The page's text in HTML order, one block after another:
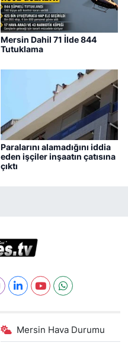
Mersin Dahil 71 İlde 844
Tutuklama
Paralarını alamadığını iddia
eden işçiler inşaatın çatısına
çıktı
Mersin Hava Durumu